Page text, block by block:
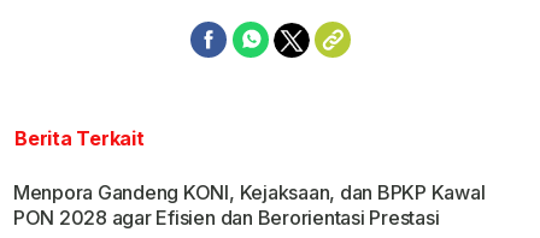
Berita Terkait
Menpora Gandeng KONI, Kejaksaan, dan BPKP Kawal
PON 2028 agar Efisien dan Berorientasi Prestasi